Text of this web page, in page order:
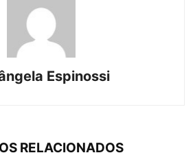
Espinossi
RELACIONADOS